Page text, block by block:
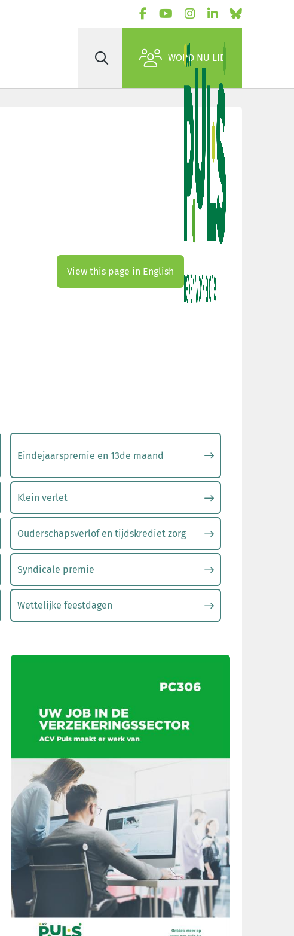
Zoek WORD NU LID
View this page in English
Eindejaarspremie en 13de maand
Klein verlet
Ouderschapsverlof en tijdskrediet zorg
Syndicale premie
Wettelijke feestdagen